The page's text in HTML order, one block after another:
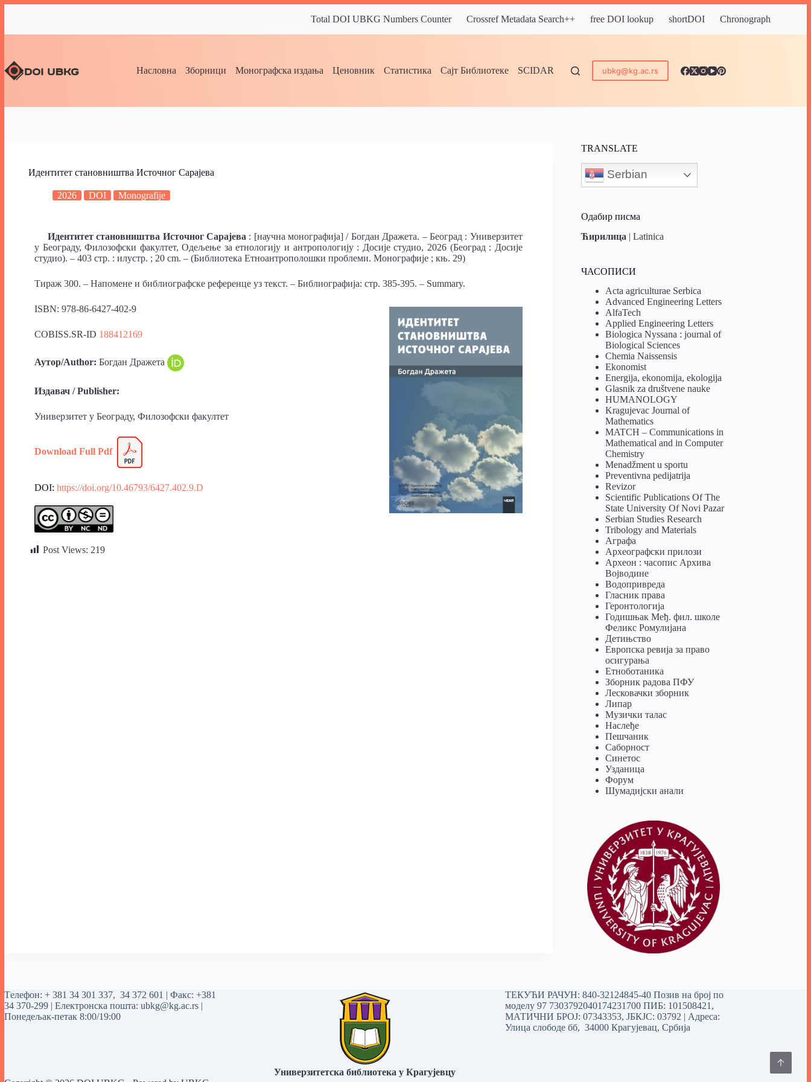
Total DOI UBKG Numbers Counter Crossref Metadata Search++ free DOI lookup shortDOI Chronograph
Насловна Зборници Монографска издања Ценовник Статистика Сајт Библиотеке SCIDAR ubkg@kg.ac.rs
Идентитет становништва Источног Сарајева
2026 DOI Monografije
Идентитет становништва Источног Сарајева : [научна монографија] / Богдан Дражета. – Београд : Универзитет
у Београду, Филозофски факултет, Одељење за етнологију и антропологију : Досије студио, 2026 (Београд : Досије
студио). – 403 стр. : илустр. ; 20 cm. – (Библиотека Етноантрополошки проблеми. Монографије ; књ. 29)
Тираж 300. – Напомене и библиографске референце уз текст. – Библиографија: стр. 385-395. – Summary.
ISBN: 978-86-6427-402-9
COBISS.SR-ID 188412169
Аутор/Author: Богдан Дражета
Издавач / Publisher:
Универзитет у Београду, Филозофски факултет
Download Full Pdf
DOI: https://doi.org/10.46793/6427.402.9.D
Post Views: 219
TRANSLATE
Serbian
Одабир писма
Ћирилица |Latinica
ЧАСОПИСИ
Acta agriculturae Serbica
Advanced Engineering Letters
AlfaTech
Applied Engineering Letters
Biologica Nyssana : journal of
Biological Sciences
Chemia Naissensis
Ekonomist
Energija, ekonomija, ekologija
Glasnik za društvene nauke
HUMANOLOGY
Kragujevac Journal of
Mathematics
MATCH – Communications in
Mathematical and in Computer
Chemistry
Menadžment u sportu
Preventivna pedijatrija
Revizor
Scientific Publications Of The
State University Of Novi Pazar
Serbian Studies Research
Tribology and Materials
Аграфа
Археографски прилози
Археон : часопис Архива
Војводине
Водопривреда
Гласник права
Геронтологија
Годишњак Међ. фил. школе
Феликс Ромулијана
Детињство
Европска ревија за право
осигурања
Eтноботаника
Зборник радова ПФУ
Лесковачки зборник
Липар
Музички талас
Наслеђе
Пешчаник
Саборност
Синетос
Узданица
Форум
Шумадијски анали
Tелефон: + 381 34 301 337, 34 372 601 | Факс: +381
34 370-299 | Електронска пошта: ubkg@kg.ac.rs |
Понедељак-петак 8:00/19:00
Универзитетска библиотека у Крагујевцу
ТЕКУЋИ РАЧУН: 840-32124845-40 Позив на број по
моделу 97 7303792040174231700ПИБ: 101508421,
МАТИЧНИ БРОЈ: 07343353, ЈБКЈС: 03792 | Aдреса:
Улица слободе бб, 34000 Крагујевац, Србија